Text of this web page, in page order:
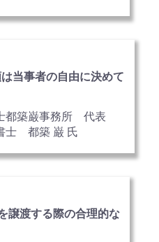
当事者の自由に決めて
都築巌事務所 代表
士 都築 巌 氏
渡する際の合理的な